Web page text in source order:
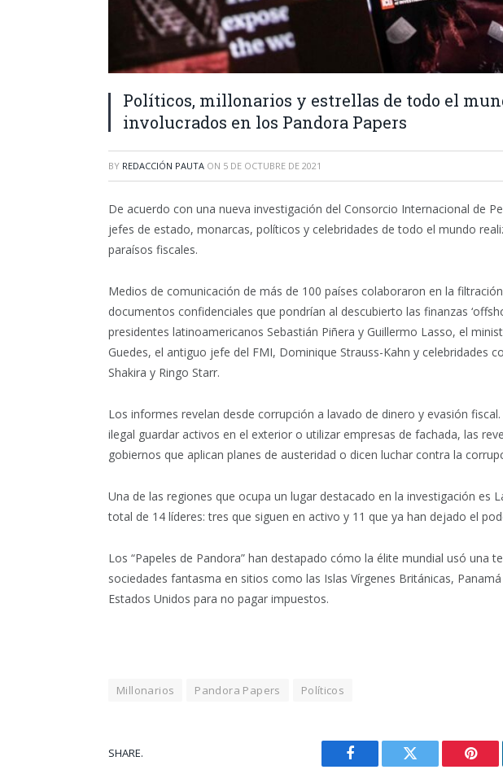
Políticos, millonarios y estrellas de todo el
involucrados en los Pandora Papers
BY REDACCIÓN PAUTA ON 5 DE OCTUBRE DE 2021
De acuerdo con una nueva investigación del Consorcio Internacional de
jefes de estado, monarcas, políticos y celebridades de todo el mundo
paraísos fiscales.
Medios de comunicación de más de 100 países colaboraron en la
documentos confidenciales que pondrían al descubierto las finanzas
presidentes latinoamericanos Sebastián Piñera y Guillermo Lasso, el
Guedes, el antiguo jefe del FMI, Dominique Strauss-Kahn y celebridades
Shakira y Ringo Starr.
Los informes revelan desde corrupción a lavado de dinero y evasión
ilegal guardar activos en el exterior o utilizar empresas de fachada, las
gobiernos que aplican planes de austeridad o dicen luchar contra la
Una de las regiones que ocupa un lugar destacado en la investigación es
total de 14 líderes: tres que siguen en activo y 11 que ya han dejado el
Los “Papeles de Pandora” han destapado cómo la élite mundial usó una
sociedades fantasma en sitios como las Islas Vírgenes Británicas,
Estados Unidos para no pagar impuestos.
Millonarios Pandora Papers Políticos
SHARE.
Facebook Twitter